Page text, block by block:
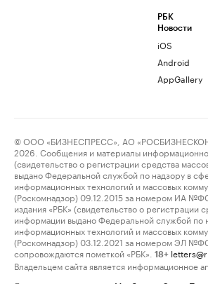
РБК
Новости
iOS
Android
AppGallery
© ООО «БИЗНЕСПРЕСС», АО
2026. Сообщения и материалы
(свидетельство о регистрации средства
выдано Федеральной службой по надзору в
информационных технологий и массовых
(Роскомнадзор) 09.12.2015 за номером ИА
издания «РБК» (свидетельство о регистрации
информации выдано Федеральной службой по
информационных технологий и массовых
(Роскомнадзор) 03.12.2021 за номером ЭЛ
сопровождаются пометкой «РБК».
18+
Владельцем сайта является информационное